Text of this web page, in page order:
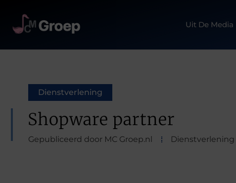
Uit De Media
Dienstverlening
Shopware partner
Gepubliceerd door MC Groep.nl Dienstverlening